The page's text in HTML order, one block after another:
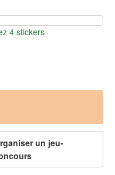
4 stickers
un jeu-